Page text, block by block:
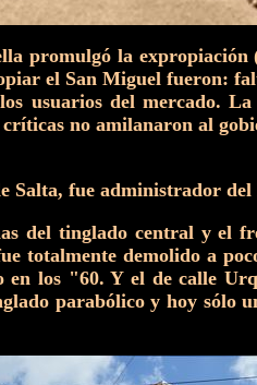
promulgó la expropiación
el San Miguel fueron:
usuarios del mercado.
no amilanaron al
Salta, fue administrador
del tinglado central y el
totalmente demolido a
en los "60. Y el de calle
parabólico y hoy sólo